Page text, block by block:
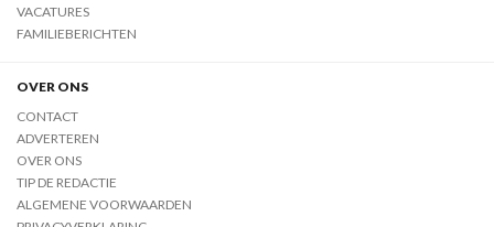
VACATURES
FAMILIEBERICHTEN
OVER ONS
CONTACT
ADVERTEREN
OVER ONS
TIP DE REDACTIE
ALGEMENE VOORWAARDEN